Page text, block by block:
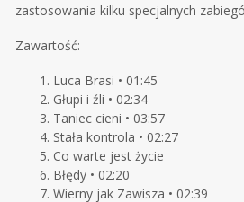
zastosowania kilku specjalnych
Zawartość:
Luca Brasi • 01:45
Głupi i źli • 02:34
Taniec cieni • 03:57
Stała kontrola • 02:27
Co warte jest życie
Błędy • 02:20
Wierny jak Zawisza • 02:39